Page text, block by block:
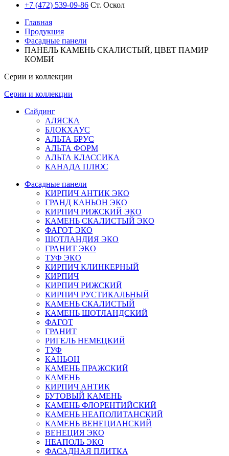
+7 (472) 539-09-86 Ст. Оскол
Главная
Продукция
Фасадные панели
ПАНЕЛЬ КАМЕНЬ СКАЛИСТЫЙ, ЦВЕТ ПАМИР
КОМБИ
Серии и коллекции
Серии и коллекции
Сайдинг
АЛЯСКА
БЛОКХАУС
АЛЬТА БРУС
АЛЬТА ФОРМ
АЛЬТА КЛАССИКА
КАНАДА ПЛЮС
Фасадные панели
КИРПИЧ АНТИК ЭКО
ГРАНД КАНЬОН ЭКО
КИРПИЧ РИЖСКИЙ ЭКО
КАМЕНЬ СКАЛИСТЫЙ ЭКО
ФАГОТ ЭКО
ШОТЛАНДИЯ ЭКО
ГРАНИТ ЭКО
ТУФ ЭКО
КИРПИЧ КЛИНКЕРНЫЙ
КИРПИЧ
КИРПИЧ РИЖСКИЙ
КИРПИЧ РУСТИКАЛЬНЫЙ
КАМЕНЬ СКАЛИСТЫЙ
КАМЕНЬ ШОТЛАНДСКИЙ
ФАГОТ
ГРАНИТ
РИГЕЛЬ НЕМЕЦКИЙ
ТУФ
КАНЬОН
КАМЕНЬ ПРАЖСКИЙ
КАМЕНЬ
КИРПИЧ АНТИК
БУТОВЫЙ КАМЕНЬ
КАМЕНЬ ФЛОРЕНТИЙСКИЙ
КАМЕНЬ НЕАПОЛИТАНСКИЙ
КАМЕНЬ ВЕНЕЦИАНСКИЙ
ВЕНЕЦИЯ ЭКО
НЕАПОЛЬ ЭКО
ФАСАДНАЯ ПЛИТКА